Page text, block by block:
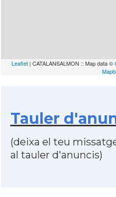
Leaflet | CATALANSALMON :: Map data ©
Tauler
(deixa el teu
al tauler d'anuncis)